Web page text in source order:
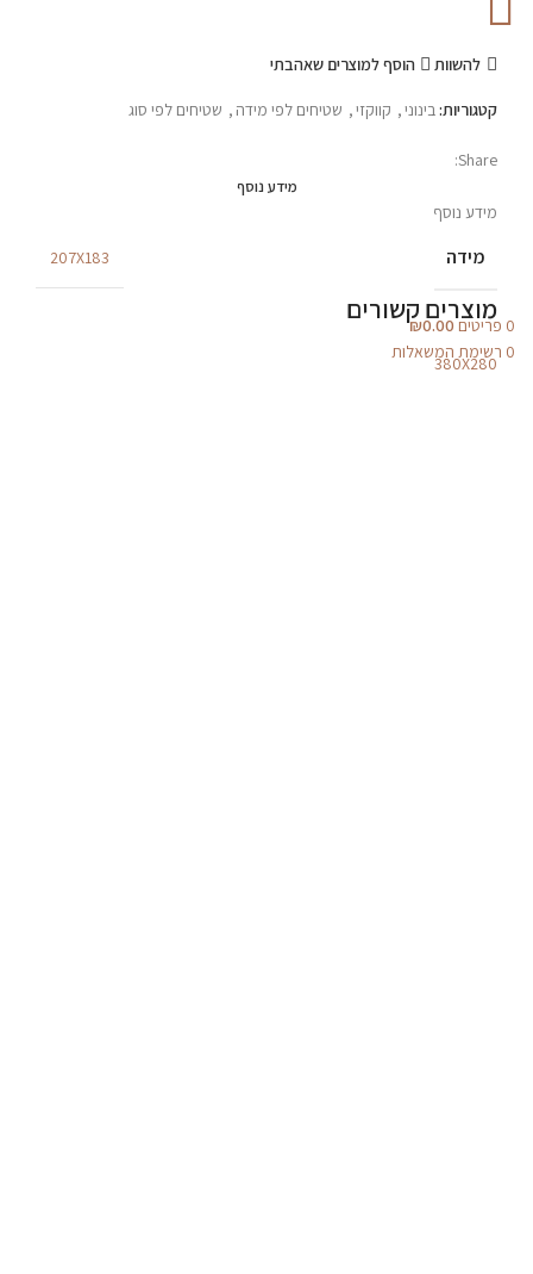
0 פריטים ₪0.00
0 רשימת המשאלות
להשוות הוסף למוצרים שאהבתי
קטגוריות:בינוני, קווקזי, שטיחים לפי מידה , שטיחים לפי סוג
Share:
מידע נוסף
מידע נוסף
מידה 207X183
מוצרים קשורים
380X280